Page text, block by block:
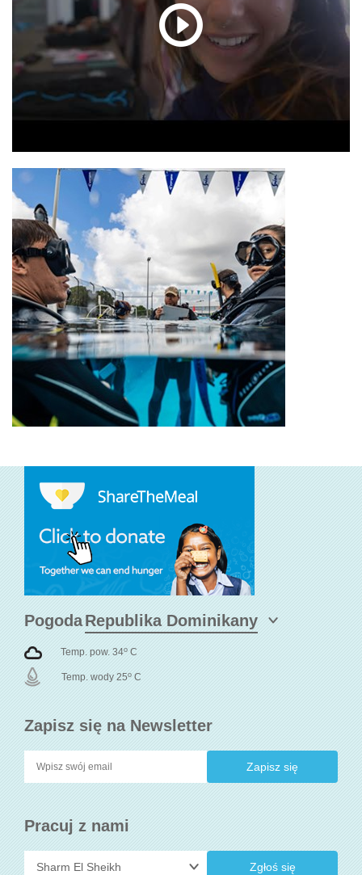
Zapisz się na Newsletter
Pracuj z nami
Zgłoś się
Pogoda
Temp. pow. 34o C
Temp. wody 25o C